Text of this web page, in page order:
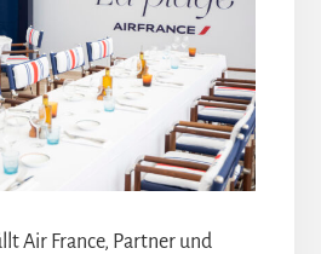
Air France, Partner und